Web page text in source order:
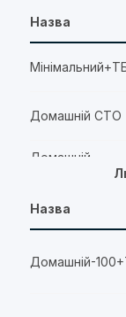
Назва
Домашній СТО
Домашній
Домашній
Все включено
Назва
Домашній-